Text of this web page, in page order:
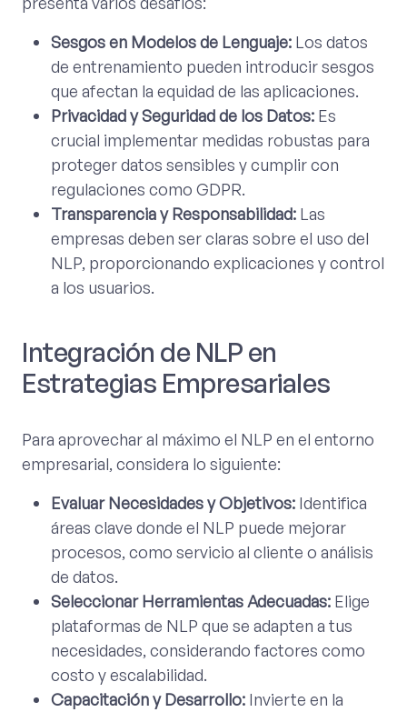
Sesgos en Modelos de Lenguaje: Los datos
de entrenamiento pueden introducir sesgos
que afectan la equidad de las aplicaciones.
Privacidad y Seguridad de los Datos: Es
crucial implementar medidas robustas para
proteger datos sensibles y cumplir con
regulaciones como GDPR.
Transparencia y Responsabilidad: Las
empresas deben ser claras sobre el uso del
NLP, proporcionando explicaciones y control
a los usuarios.
Integración de NLP en
Estrategias Empresariales
Para aprovechar al máximo el NLP en el entorno
empresarial, considera lo siguiente:
Evaluar Necesidades y Objetivos: Identifica
áreas clave donde el NLP puede mejorar
procesos, como servicio al cliente o análisis
de datos.
Seleccionar Herramientas Adecuadas: Elige
plataformas de NLP que se adapten a tus
necesidades, considerando factores como
costo y escalabilidad.
Capacitación y Desarrollo: Invierte en la